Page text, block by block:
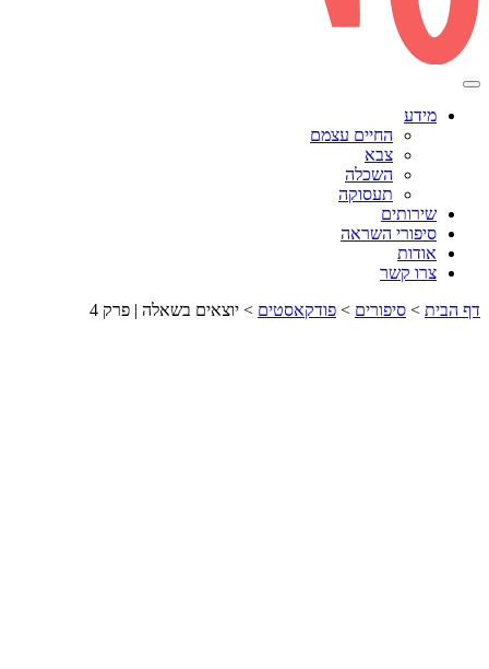
מידע
החיים עצמם
צבא
השכלה
תעסוקה
שירותים
סיפורי השראה
אודות
צרו קשר
דף הבית > סיפורים > פודקאסטים > יוצאים בשאלה | פרק 4